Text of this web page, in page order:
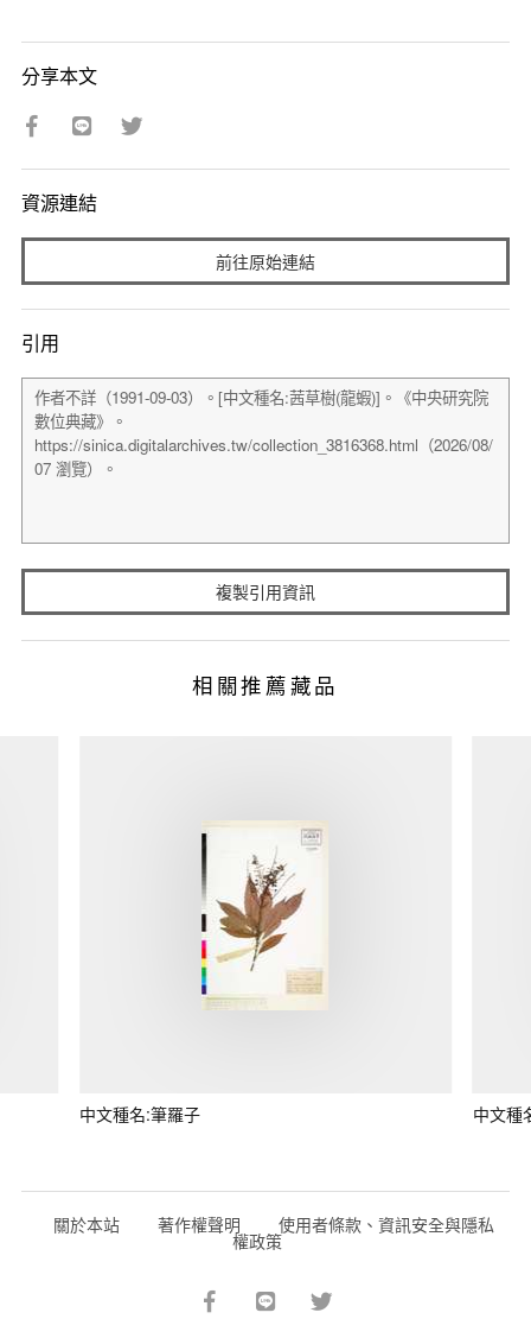
分享本文
資源連結
前往原始連結
引用
複製引用資訊
相關推薦藏品
中文種名:筆羅子 中文種
關於本站 著作權聲明 使用者條款、資訊安全與隱私
權政策